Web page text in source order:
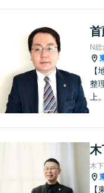
N
【
整
上
脚
ま
く
木
【